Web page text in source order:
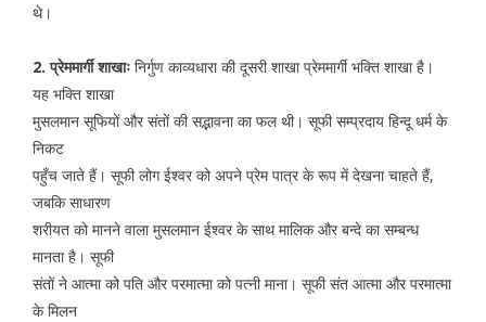
थे।
2. प्रेममार्गी शाखाः निर्गुण काव्यधारा की दूसरी शाखा प्रेममार्गी भक्ति शाखा है।
यह भक्ति शाखा
मुसलमान सूफियों और संतों की सद्भावना का फल थी। सूफी सम्प्रदाय हिन्दू धर्म के
निकट
पहुँच जाते हैं। सूफी लोग ईश्वर को अपने प्रेम पात्र के रूप में देखना चाहते हैं,
जबकि साधारण
शरीयत को मानने वाला मुसलमान ईश्वर के साथ मालिक और बन्दे का सम्बन्ध
मानता है। सूफी
संतों ने आत्मा को पति और परमात्मा को पत्नी माना। सूफी संत आत्मा और परमात्मा
के मिलन